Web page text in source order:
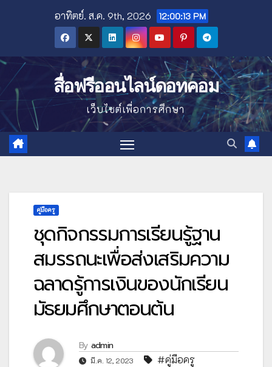
อาทิตย์. ส.ค. 9th, 2026 12:00:14 PM
สื่อฟรีออนไลน์ดอทคอม
เว็บไซต์เพื่อการศึกษา
คู่มือครู
ชุดกิจกรรมการเรียนรู้ฐาน
สมรรถนะเพื่อส่งเสริมความ
ฉลาดรู้การเงินของนักเรียน
มัธยมศึกษาตอนต้น
By admin
มี.ค. 12, 2023 #คู่มือครู